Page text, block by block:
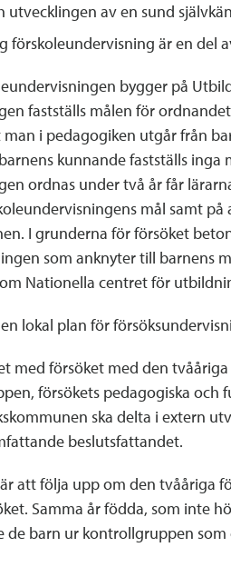
utvecklingen av en sund
förskoleundervisning är en
bygger på
fastställs målen för
i pedagogiken utgår från
kunnande fastställs
ordnas under två år får
mål samt
I grunderna för försöket
som anknyter till barnens
Nationella centret för
lokal plan för
med försöket med den
försökets pedagogiska
ska delta i extern
beslutsfattandet.
att följa upp om den tvååriga
Samma år födda, som inte
de barn ur kontrollgruppen